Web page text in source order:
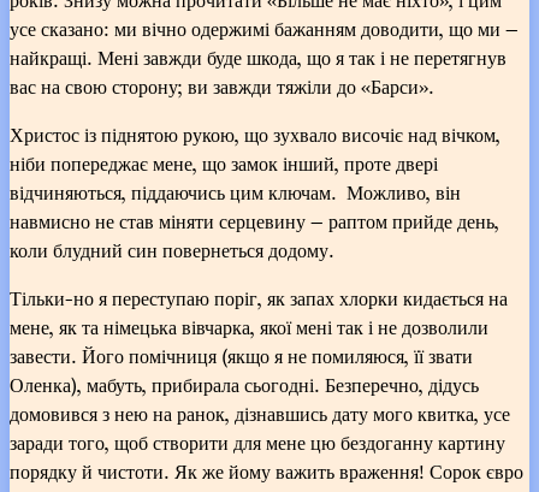
усе сказано: ми вічно одержимі бажанням доводити, що ми —
найкращі. Мені завжди буде шкода, що я так і не перетягнув
вас на свою сторону; ви завжди тяжіли до «Барси».
Христос із піднятою рукою, що зухвало височіє над вічком,
ніби попереджає мене, що замок інший, проте двері
відчиняються, піддаючись цим ключам. Можливо, він
навмисно не став міняти серцевину — раптом прийде день,
коли блудний син повернеться додому.
Тільки-но я переступаю поріг, як запах хлорки кидається на
мене, як та німецька вівчарка, якої мені так і не дозволили
завести. Його помічниця (якщо я не помиляюся, її звати
Оленка), мабуть, прибирала сьогодні. Безперечно, дідусь
домовився з нею на ранок, дізнавшись дату мого квитка, усе
заради того, щоб створити для мене цю бездоганну картину
порядку й чистоти. Як же йому важить враження! Сорок євро